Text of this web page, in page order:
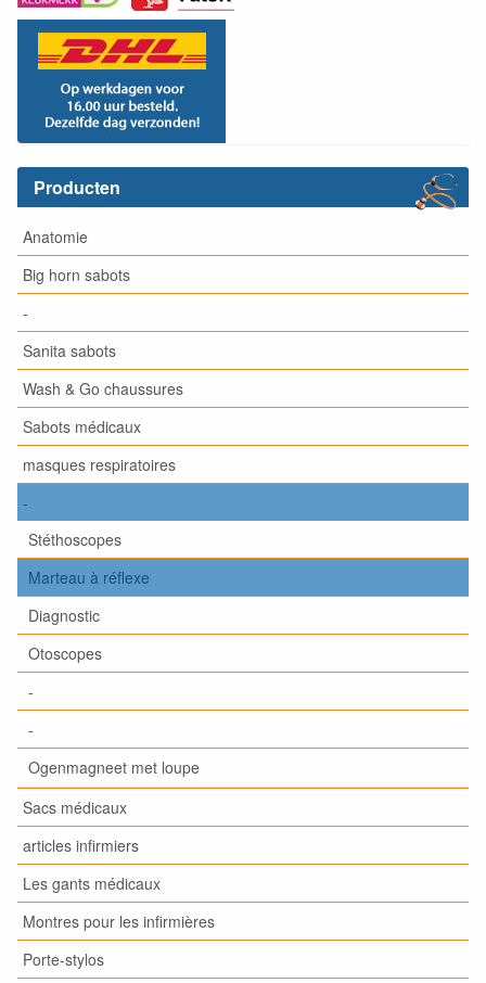
Producten
Anatomie
Big horn sabots
-
Sanita sabots
Wash & Go chaussures
Sabots médicaux
masques respiratoires
-
Stéthoscopes
Marteau à réflexe
Diagnostic
Otoscopes
-
-
Ogenmagneet met loupe
Sacs médicaux
articles infirmiers
Les gants médicaux
Montres pour les infirmières
Porte-stylos